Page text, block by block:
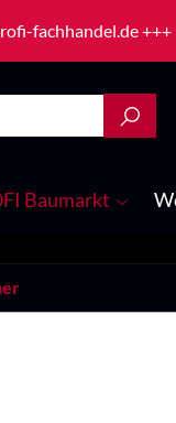
fachhandel.de +++
Baumarkt